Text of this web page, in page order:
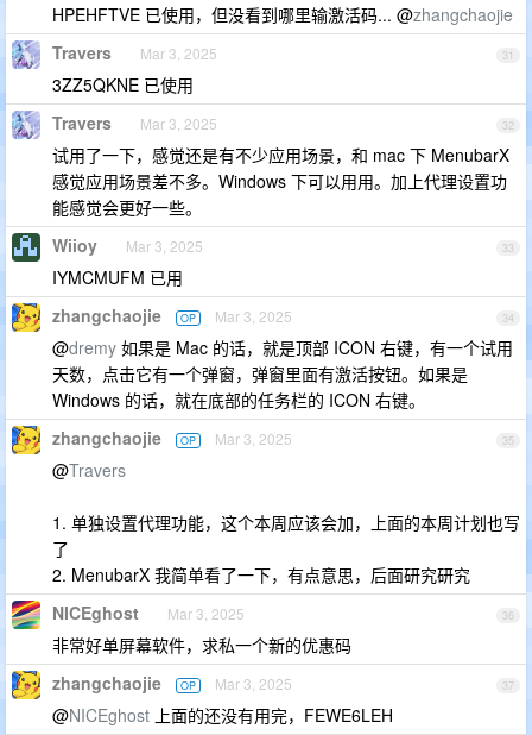
HPEHFTVE 已使用，但没看到哪里输激活码... @zhangchaojie
31
Travers Mar 3, 2025
3ZZ5QKNE 已使用
32
Travers Mar 3, 2025
试用了一下，感觉还是有不少应用场景，和 mac 下 MenubarX
感觉应用场景差不多。Windows 下可以用用。加上代理设置功
能感觉会更好一些。
33
Wiioy Mar 3, 2025
IYMCMUFM 已用
34
zhangchaojie OP Mar 3, 2025
@dremy 如果是 Mac 的话，就是顶部 ICON 右键，有一个试用
天数，点击它有一个弹窗，弹窗里面有激活按钮。如果是
Windows 的话，就在底部的任务栏的 ICON 右键。
35
zhangchaojie OP Mar 3, 2025
@Travers
1. 单独设置代理功能，这个本周应该会加，上面的本周计划也写
了
2. MenubarX 我简单看了一下，有点意思，后面研究研究
36
NICEghost Mar 3, 2025
非常好单屏幕软件，求私一个新的优惠码
37
zhangchaojie OP Mar 3, 2025
@NICEghost 上面的还没有用完，FEWE6LEH